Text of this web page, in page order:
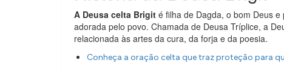
A Deusa celta Brigit é filha de Dagda, o bom Deus
adorada pelo povo. Chamada de Deusa Tríplice, a
relacionada às artes da cura, da forja e da poesia.
Conheça a oração celta que traz proteção para